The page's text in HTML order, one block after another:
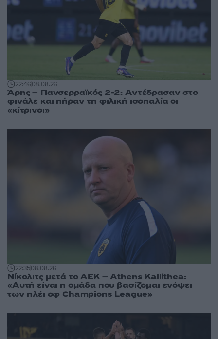
22:4608.08.26
Άρης – Πανσερραϊκός 2-2: Αντέδρασαν στο
φινάλε και πήραν τη φιλική ισοπαλία οι
«κίτρινοι»
22:3508.08.26
Νίκολιτς μετά το ΑΕΚ – Athens Kallithea:
«Αυτή είναι η ομάδα που βασίζομαι ενόψει
των πλέι οφ Champions League»